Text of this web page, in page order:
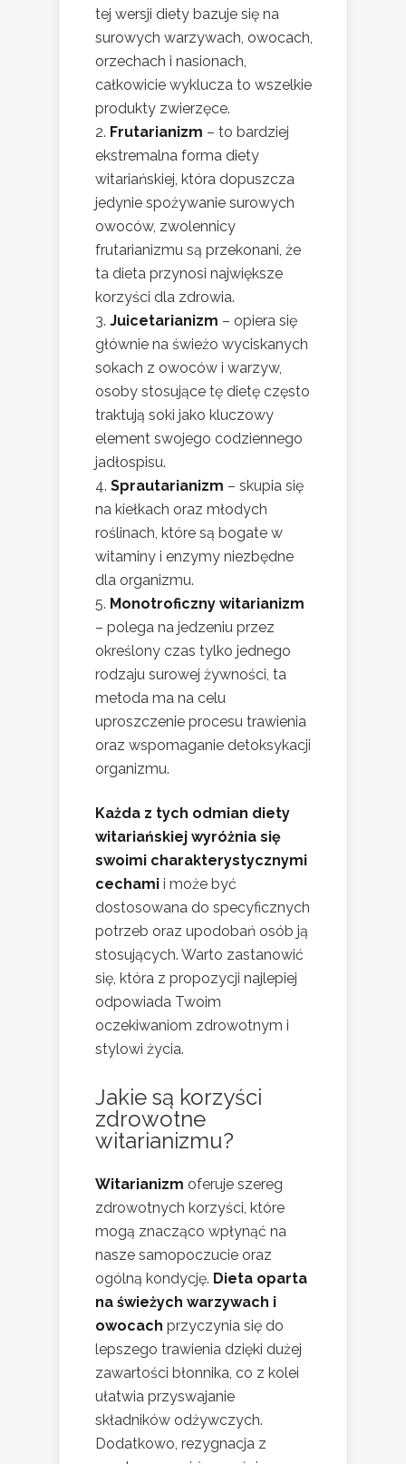
tej wersji diety bazuje się na
surowych warzywach, owocach,
orzechach i nasionach,
całkowicie wyklucza to wszelkie
produkty zwierzęce.
Frutarianizm – to bardziej
ekstremalna forma diety
witariańskiej, która dopuszcza
jedynie spożywanie surowych
owoców, zwolennicy
frutarianizmu są przekonani, że
ta dieta przynosi największe
korzyści dla zdrowia.
Juicetarianizm – opiera się
głównie na świeżo wyciskanych
sokach z owoców i warzyw,
osoby stosujące tę dietę często
traktują soki jako kluczowy
element swojego codziennego
jadłospisu.
Sprautarianizm – skupia się
na kiełkach oraz młodych
roślinach, które są bogate w
witaminy i enzymy niezbędne
dla organizmu.
Monotroficzny witarianizm
– polega na jedzeniu przez
określony czas tylko jednego
rodzaju surowej żywności, ta
metoda ma na celu
uproszczenie procesu trawienia
oraz wspomaganie detoksykacji
organizmu.
Każda z tych odmian diety
witariańskiej wyróżnia się
swoimi charakterystycznymi
cechami i może być
dostosowana do specyficznych
potrzeb oraz upodobań osób ją
stosujących. Warto zastanowić
się, która z propozycji najlepiej
odpowiada Twoim
oczekiwaniom zdrowotnym i
stylowi życia.
Jakie są korzyści
zdrowotne
witarianizmu?
Witarianizm oferuje szereg
zdrowotnych korzyści, które
mogą znacząco wpłynąć na
nasze samopoczucie oraz
ogólną kondycję. Dieta oparta
na świeżych warzywach i
owocach przyczynia się do
lepszego trawienia dzięki dużej
zawartości błonnika, co z kolei
ułatwia przyswajanie
składników odżywczych.
Dodatkowo, rezygnacja z